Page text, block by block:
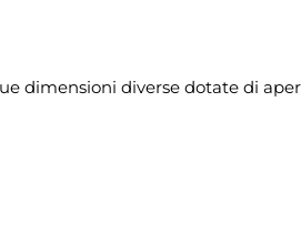
dimensioni diverse dotate di